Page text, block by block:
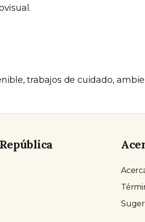
trabajos de cuidado,